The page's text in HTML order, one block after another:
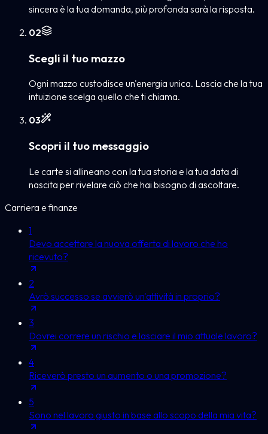
sincera è la tua domanda, più profonda sarà la risposta.
02
Scegli il tuo mazzo
Ogni mazzo custodisce un'energia unica. Lascia che la tua
intuizione scelga quello che ti chiama.
03
Scopri il tuo messaggio
Le carte si allineano con la tua storia e la tua data di
nascita per rivelare ciò che hai bisogno di ascoltare.
Carriera e finanze
1
Devo accettare la nuova offerta di lavoro che ho
ricevuto?
2
Avrò successo se avvierò un'attività in proprio?
3
Dovrei correre un rischio e lasciare il mio attuale lavoro?
4
Riceverò presto un aumento o una promozione?
5
Sono nel lavoro giusto in base allo scopo della mia vita?